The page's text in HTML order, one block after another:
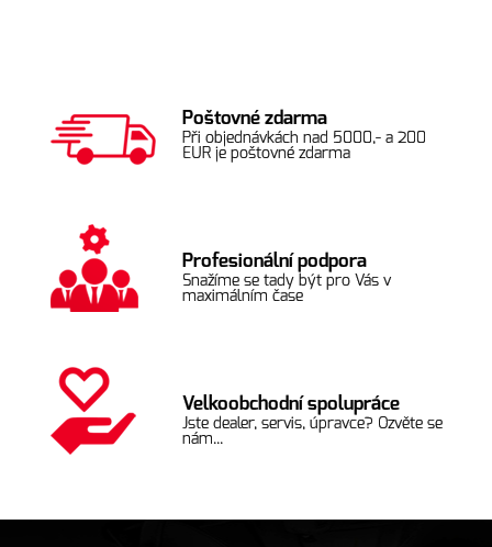
Poštovné zdarma
Při objednávkách nad 5000,- a 200
EUR je poštovné zdarma
Profesionální podpora
Snažíme se tady být pro Vás v
maximálním čase
Velkoobchodní spolupráce
Jste dealer, servis, úpravce? Ozvěte se
nám...